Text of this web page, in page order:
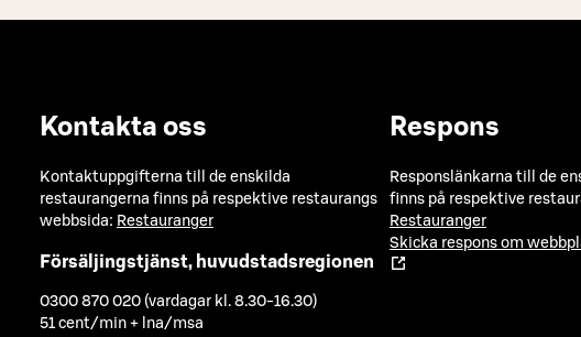
Kontakta oss
Kontaktuppgifterna till de enskilda
restaurangerna finns på respektive restaurangs
webbsida: Restauranger
Försäljingstjänst, huvudstadsregionen
0300 870 020 (vardagar kl. 8.30-16.30)
51 cent/min + lna/msa
Respons
Responslänkarna till de
finns på respektive
Restauranger
Skicka respons om